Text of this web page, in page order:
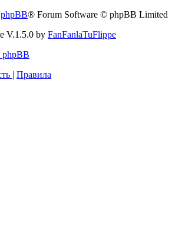
phpBB® Forum Software © phpBB Limited
V.1.5.0 by FanFanlaTuFlippe
phpBB
| Правила